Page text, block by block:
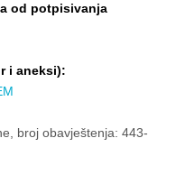
od potpisivanja
i aneksi):
broj obavještenja: 443-